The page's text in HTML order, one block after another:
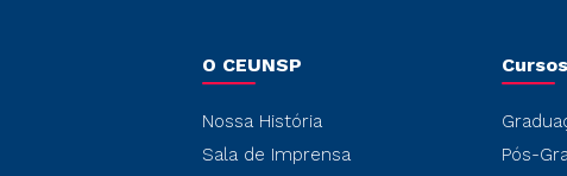
O CEUNSP
Nossa História
Sala de Imprensa
Cursos
Pós-